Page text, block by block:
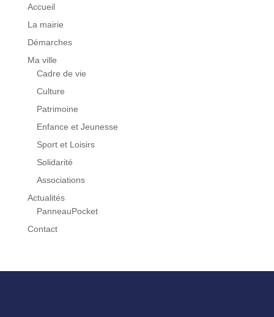
Accueil
La mairie
Démarches
Ma ville
Cadre de vie
Culture
Patrimoine
Enfance et Jeunesse
Sport et Loisirs
Solidarité
Associations
Actualités
PanneauPocket
Contact